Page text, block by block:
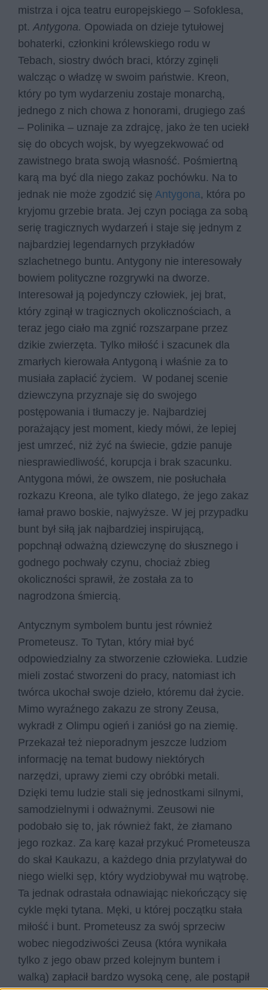
mistrza i ojca teatru europejskiego – Sofoklesa,
pt. Antygona. Opowiada on dzieje tytułowej
bohaterki, członkini królewskiego rodu w
Tebach, siostry dwóch braci, którzy zginęli
walcząc o władzę w swoim państwie. Kreon,
który po tym wydarzeniu zostaje monarchą,
jednego z nich chowa z honorami, drugiego zaś
– Polinika – uznaje za zdrajcę, jako że ten uciekł
się do obcych wojsk, by wyegzekwować od
zawistnego brata swoją własność. Pośmiertną
karą ma być dla niego zakaz pochówku. Na to
jednak nie może zgodzić się Antygona, która po
kryjomu grzebie brata. Jej czyn pociąga za sobą
serię tragicznych wydarzeń i staje się jednym z
najbardziej legendarnych przykładów
szlachetnego buntu. Antygony nie interesowały
bowiem polityczne rozgrywki na dworze.
Interesował ją pojedynczy człowiek, jej brat,
który zginął w tragicznych okolicznościach, a
teraz jego ciało ma zgnić rozszarpane przez
dzikie zwierzęta. Tylko miłość i szacunek dla
zmarłych kierowała Antygoną i właśnie za to
musiała zapłacić życiem. W podanej scenie
dziewczyna przyznaje się do swojego
postępowania i tłumaczy je. Najbardziej
porażający jest moment, kiedy mówi, że lepiej
jest umrzeć, niż żyć na świecie, gdzie panuje
niesprawiedliwość, korupcja i brak szacunku.
Antygona mówi, że owszem, nie posłuchała
rozkazu Kreona, ale tylko dlatego, że jego zakaz
łamał prawo boskie, najwyższe. W jej przypadku
bunt był siłą jak najbardziej inspirującą,
popchnął odważną dziewczynę do słusznego i
godnego pochwały czynu, chociaż zbieg
okoliczności sprawił, że została za to
nagrodzona śmiercią.
Antycznym symbolem buntu jest również
Prometeusz. To Tytan, który miał być
odpowiedzialny za stworzenie człowieka. Ludzie
mieli zostać stworzeni do pracy, natomiast ich
twórca ukochał swoje dzieło, któremu dał życie.
Mimo wyraźnego zakazu ze strony Zeusa,
wykradł z Olimpu ogień i zaniósł go na ziemię.
Przekazał też nieporadnym jeszcze ludziom
informację na temat budowy niektórych
narzędzi, uprawy ziemi czy obróbki metali.
Dzięki temu ludzie stali się jednostkami silnymi,
samodzielnymi i odważnymi. Zeusowi nie
podobało się to, jak również fakt, że złamano
jego rozkaz. Za karę kazał przykuć Prometeusza
do skał Kaukazu, a każdego dnia przylatywał do
niego wielki sęp, który wydziobywał mu wątrobę.
Ta jednak odrastała odnawiając niekończący się
cykle męki tytana. Męki, u której początku stała
miłość i bunt. Prometeusz za swój sprzeciw
wobec niegodziwości Zeusa (która wynikała
tylko z jego obaw przed kolejnym buntem i
walką) zapłacił bardzo wysoką cenę, ale postąpił